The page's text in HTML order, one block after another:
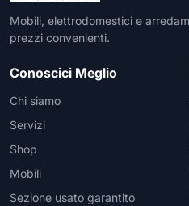
Mobili, elettrodomestici e
prezzi convenienti.
Conoscici Meglio
Chi siamo
Servizi
Shop
Mobili
Sezione usato garantito